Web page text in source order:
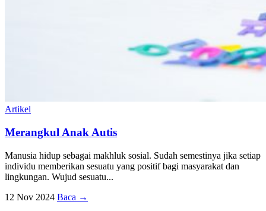
Artikel
Merangkul Anak Autis
Manusia hidup sebagai makhluk sosial. Sudah semestinya jika setiap
individu memberikan sesuatu yang positif bagi masyarakat dan
lingkungan. Wujud sesuatu...
12 Nov 2024 Baca →